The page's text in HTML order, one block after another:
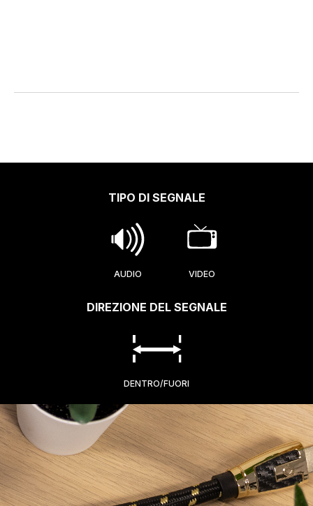
TIPO DI SEGNALE
AUDIO VIDEO
DIREZIONE DEL SEGNALE
DENTRO/FUORI